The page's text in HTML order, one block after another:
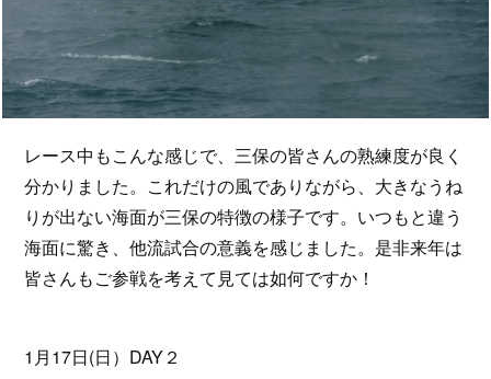
レース中もこんな感じで、三保の皆さんの熟練度が良く
分かりました。これだけの風でありながら、大きなうね
りが出ない海面が三保の特徴の様子です。いつもと違う
海面に驚き、他流試合の意義を感じました。是非来年は
皆さんもご参戦を考えて見ては如何ですか！
1月17日(日）DAY２